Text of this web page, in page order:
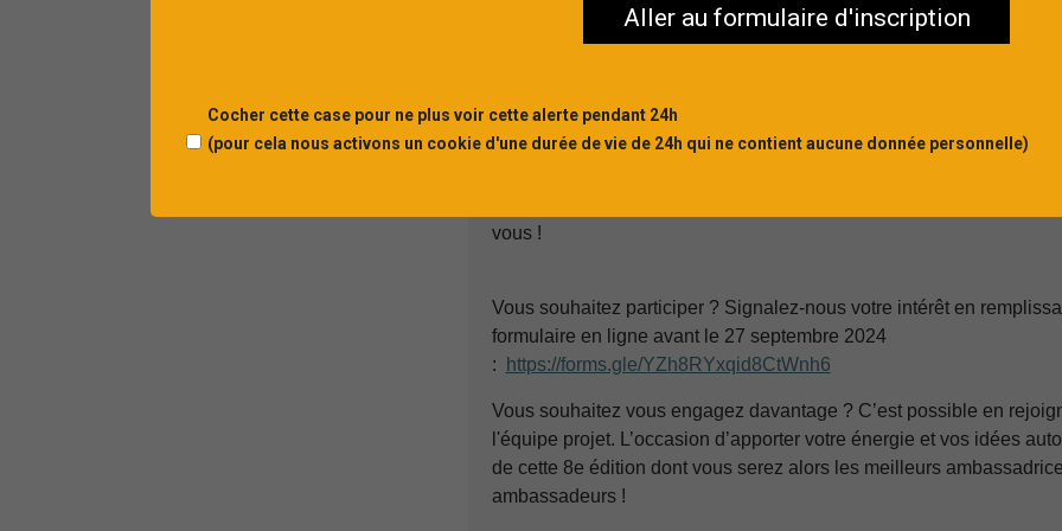
- une seconde rencontre aura lieu à l'automne autour du récit
Notre réseau partenaire composé de bibliothèques, d'auteurs,
vous !
Vous souhaitez participer ? Signalez-nous votre intérêt en
formulaire en ligne avant le 27 septembre 2024
:
https://forms.gle/YZh8RYxqid8CtWnh6
Vous souhaitez vous engagez davantage ? C’est possible en
l'équipe projet. L’occasion d’apporter votre énergie et vos idées
de cette 8e édition dont vous serez alors les meilleurs
ambassadeurs !
Aller au formulaire d'inscription
Cocher cette case pour ne plus voir cette alerte pendant 24h
(pour cela nous activons un cookie d'une durée de vie de 24h qui ne contient aucune donnée personnelle)